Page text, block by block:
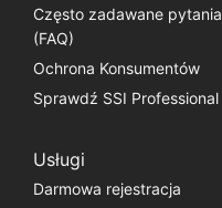
Często zadawane pytania
(FAQ)
Ochrona Konsumentów
Sprawdź SSI Professional
Usługi
Darmowa rejestracja